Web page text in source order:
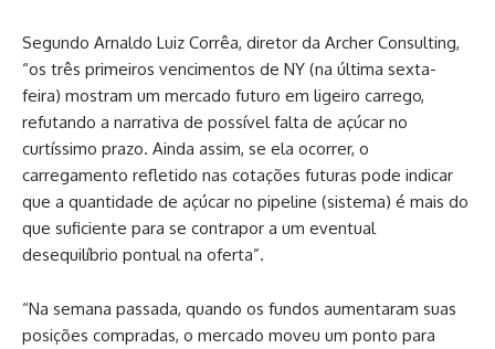
Segundo Arnaldo Luiz Corrêa, diretor da Archer Consulting,
“os três primeiros vencimentos de NY (na última sexta-
feira) mostram um mercado futuro em ligeiro carrego,
refutando a narrativa de possível falta de açúcar no
curtíssimo prazo. Ainda assim, se ela ocorrer, o
carregamento refletido nas cotações futuras pode indicar
que a quantidade de açúcar no pipeline (sistema) é mais do
que suficiente para se contrapor a um eventual
desequilíbrio pontual na oferta”.
“Na semana passada, quando os fundos aumentaram suas
posições compradas, o mercado moveu um ponto para